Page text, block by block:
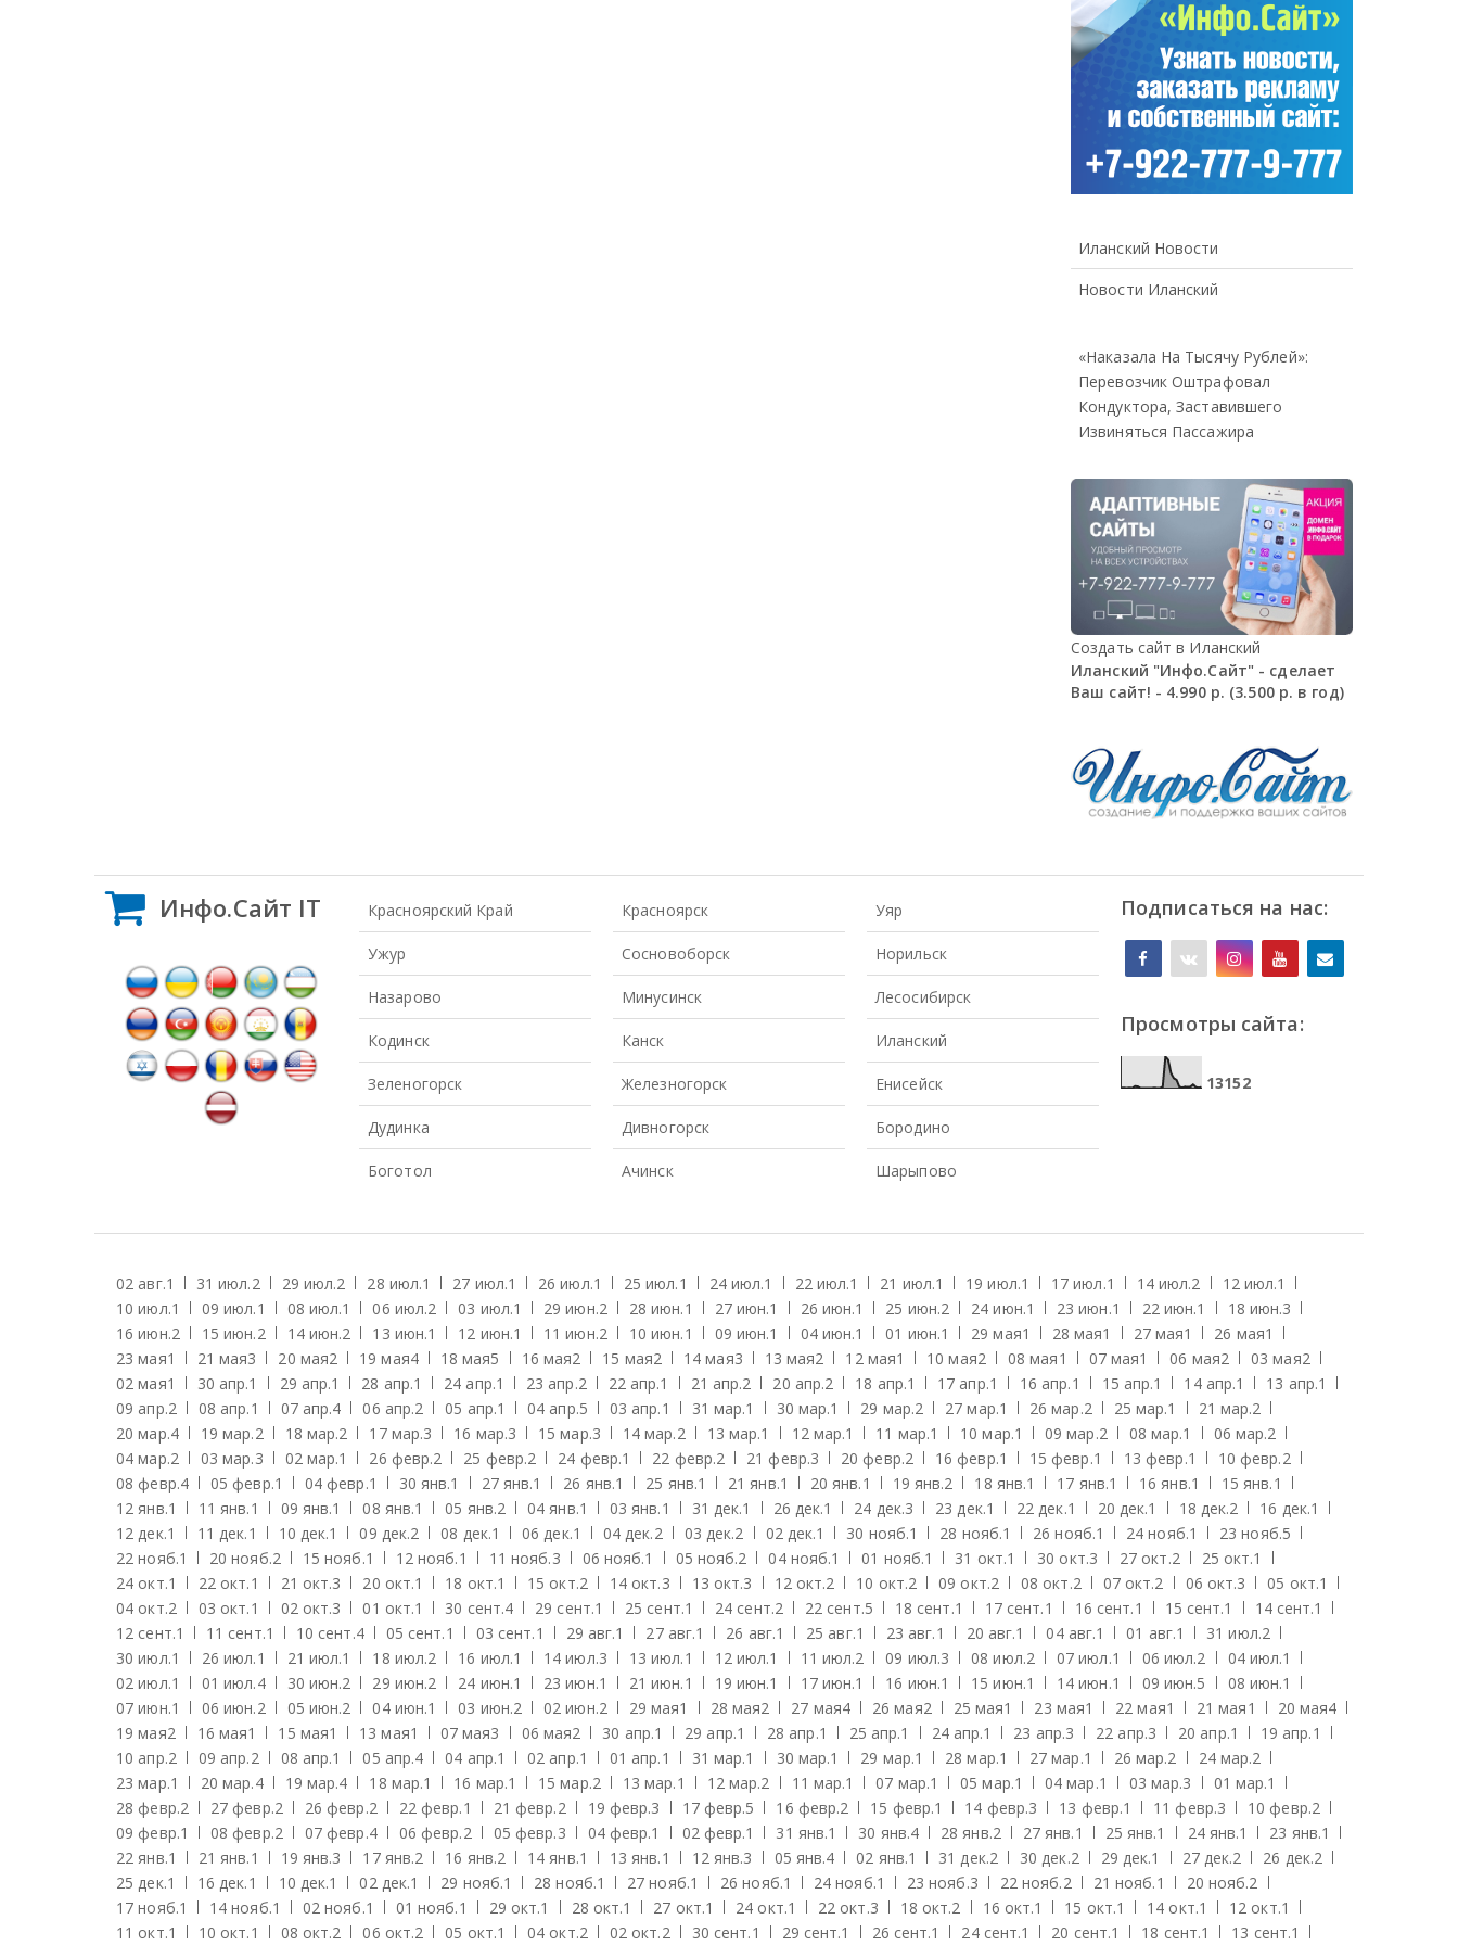
Иланский Новости
Новости Иланский
«Наказала На Тысячу Рублей»:
Перевозчик Оштрафовал
Кондуктора, Заставившего
Извиняться Пассажира
Создать сайт в Иланский
Иланский "Инфо.Сайт" - сделает
Ваш сайт! - 4.990 р. (3.500 р. в год)
Инфо.Сайт IT Красноярский Край
Ужур
Назарово
Кодинск
Зеленогорск
Дудинка
Боготол
Красноярск
Сосновоборск
Минусинск
Канск
Железногорск
Дивногорск
Ачинск
Уяр
Норильск
Лесосибирск
Иланский
Енисейск
Бородино
Шарыпово
Подписаться на нас:
Просмотры сайта:
13152
02 авг.1 31 июл.2 29 июл.2 28 июл.1 27 июл.1 26 июл.1 25 июл.1 24 июл.1 22 июл.1 21 июл.1 19 июл.1 17 июл.1 14 июл.2 12 июл.1
10 июл.1 09 июл.1 08 июл.1 06 июл.2 03 июл.1 29 июн.2 28 июн.1 27 июн.1 26 июн.1 25 июн.2 24 июн.1 23 июн.1 22 июн.1 18 июн.3
16 июн.2 15 июн.2 14 июн.2 13 июн.1 12 июн.1 11 июн.2 10 июн.1 09 июн.1 04 июн.1 01 июн.1 29 мая1 28 мая1 27 мая1 26 мая1
23 мая1 21 мая3 20 мая2 19 мая4 18 мая5 16 мая2 15 мая2 14 мая3 13 мая2 12 мая1 10 мая2 08 мая1 07 мая1 06 мая2 03 мая2
02 мая1 30 апр.1 29 апр.1 28 апр.1 24 апр.1 23 апр.2 22 апр.1 21 апр.2 20 апр.2 18 апр.1 17 апр.1 16 апр.1 15 апр.1 14 апр.1 13 апр.1
09 апр.2 08 апр.1 07 апр.4 06 апр.2 05 апр.1 04 апр.5 03 апр.1 31 мар.1 30 мар.1 29 мар.2 27 мар.1 26 мар.2 25 мар.1 21 мар.2
20 мар.4 19 мар.2 18 мар.2 17 мар.3 16 мар.3 15 мар.3 14 мар.2 13 мар.1 12 мар.1 11 мар.1 10 мар.1 09 мар.2 08 мар.1 06 мар.2
04 мар.2 03 мар.3 02 мар.1 26 февр.2 25 февр.2 24 февр.1 22 февр.2 21 февр.3 20 февр.2 16 февр.1 15 февр.1 13 февр.1 10 февр.2
08 февр.4 05 февр.1 04 февр.1 30 янв.1 27 янв.1 26 янв.1 25 янв.1 21 янв.1 20 янв.1 19 янв.2 18 янв.1 17 янв.1 16 янв.1 15 янв.1
12 янв.1 11 янв.1 09 янв.1 08 янв.1 05 янв.2 04 янв.1 03 янв.1 31 дек.1 26 дек.1 24 дек.3 23 дек.1 22 дек.1 20 дек.1 18 дек.2 16 дек.1
12 дек.1 11 дек.1 10 дек.1 09 дек.2 08 дек.1 06 дек.1 04 дек.2 03 дек.2 02 дек.1 30 нояб.1 28 нояб.1 26 нояб.1 24 нояб.1 23 нояб.5
22 нояб.1 20 нояб.2 15 нояб.1 12 нояб.1 11 нояб.3 06 нояб.1 05 нояб.2 04 нояб.1 01 нояб.1 31 окт.1 30 окт.3 27 окт.2 25 окт.1
24 окт.1 22 окт.1 21 окт.3 20 окт.1 18 окт.1 15 окт.2 14 окт.3 13 окт.3 12 окт.2 10 окт.2 09 окт.2 08 окт.2 07 окт.2 06 окт.3 05 окт.1
04 окт.2 03 окт.1 02 окт.3 01 окт.1 30 сент.4 29 сент.1 25 сент.1 24 сент.2 22 сент.5 18 сент.1 17 сент.1 16 сент.1 15 сент.1 14 сент.1
12 сент.1 11 сент.1 10 сент.4 05 сент.1 03 сент.1 29 авг.1 27 авг.1 26 авг.1 25 авг.1 23 авг.1 20 авг.1 04 авг.1 01 авг.1 31 июл.2
30 июл.1 26 июл.1 21 июл.1 18 июл.2 16 июл.1 14 июл.3 13 июл.1 12 июл.1 11 июл.2 09 июл.3 08 июл.2 07 июл.1 06 июл.2 04 июл.1
02 июл.1 01 июл.4 30 июн.2 29 июн.2 24 июн.1 23 июн.1 21 июн.1 19 июн.1 17 июн.1 16 июн.1 15 июн.1 14 июн.1 09 июн.5 08 июн.1
07 июн.1 06 июн.2 05 июн.2 04 июн.1 03 июн.2 02 июн.2 29 мая1 28 мая2 27 мая4 26 мая2 25 мая1 23 мая1 22 мая1 21 мая1 20 мая4
19 мая2 16 мая1 15 мая1 13 мая1 07 мая3 06 мая2 30 апр.1 29 апр.1 28 апр.1 25 апр.1 24 апр.1 23 апр.3 22 апр.3 20 апр.1 19 апр.1
10 апр.2 09 апр.2 08 апр.1 05 апр.4 04 апр.1 02 апр.1 01 апр.1 31 мар.1 30 мар.1 29 мар.1 28 мар.1 27 мар.1 26 мар.2 24 мар.2
23 мар.1 20 мар.4 19 мар.4 18 мар.1 16 мар.1 15 мар.2 13 мар.1 12 мар.2 11 мар.1 07 мар.1 05 мар.1 04 мар.1 03 мар.3 01 мар.1
28 февр.2 27 февр.2 26 февр.2 22 февр.1 21 февр.2 19 февр.3 17 февр.5 16 февр.2 15 февр.1 14 февр.3 13 февр.1 11 февр.3 10 февр.2
09 февр.1 08 февр.2 07 февр.4 06 февр.2 05 февр.3 04 февр.1 02 февр.1 31 янв.1 30 янв.4 28 янв.2 27 янв.1 25 янв.1 24 янв.1 23 янв.1
22 янв.1 21 янв.1 19 янв.3 17 янв.2 16 янв.2 14 янв.1 13 янв.1 12 янв.3 05 янв.4 02 янв.1 31 дек.2 30 дек.2 29 дек.1 27 дек.2 26 дек.2
25 дек.1 16 дек.1 10 дек.1 02 дек.1 29 нояб.1 28 нояб.1 27 нояб.1 26 нояб.1 24 нояб.1 23 нояб.3 22 нояб.2 21 нояб.1 20 нояб.2
17 нояб.1 14 нояб.1 02 нояб.1 01 нояб.1 29 окт.1 28 окт.1 27 окт.1 24 окт.1 22 окт.3 18 окт.2 16 окт.1 15 окт.1 14 окт.1 12 окт.1
11 окт.1 10 окт.1 08 окт.2 06 окт.2 05 окт.1 04 окт.2 02 окт.2 30 сент.1 29 сент.1 26 сент.1 24 сент.1 20 сент.1 18 сент.1 13 сент.1